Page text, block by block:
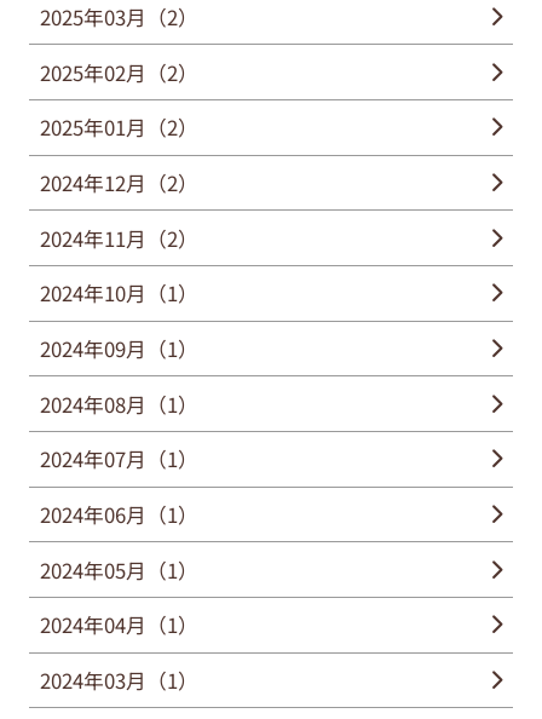
2025年03月（2）
2025年02月（2）
2025年01月（2）
2024年12月（2）
2024年11月（2）
2024年10月（1）
2024年09月（1）
2024年08月（1）
2024年07月（1）
2024年06月（1）
2024年05月（1）
2024年04月（1）
2024年03月（1）